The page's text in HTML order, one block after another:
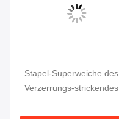
Stapel-Superweiche des
Verzerrungs-strickendes